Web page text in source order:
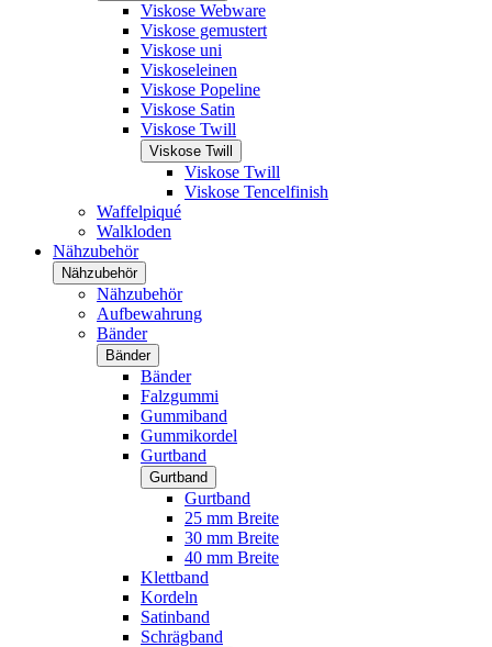
Viskose Webware
Viskose gemustert
Viskose uni
Viskoseleinen
Viskose Popeline
Viskose Satin
Viskose Twill
Viskose Twill
Viskose Twill
Viskose Tencelfinish
Waffelpiqué
Walkloden
Nähzubehör
Nähzubehör
Nähzubehör
Aufbewahrung
Bänder
Bänder
Bänder
Falzgummi
Gummiband
Gummikordel
Gurtband
Gurtband
Gurtband
25 mm Breite
30 mm Breite
40 mm Breite
Klettband
Kordeln
Satinband
Schrägband